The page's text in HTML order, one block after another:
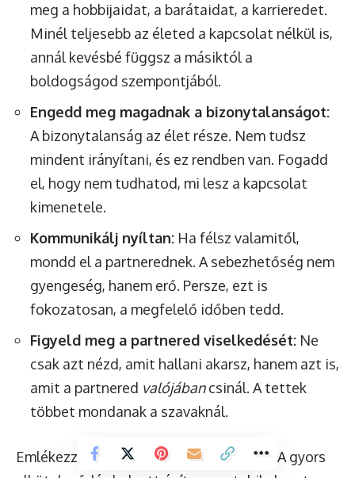
meg a hobbijaidat, a barátaidat, a karrieredet.
Minél teljesebb az életed a kapcsolat nélkül is,
annál kevésbé függsz a másiktól a
boldogságod szempontjából.
Engedd meg magadnak a bizonytalanságot:
A bizonytalanság az élet része. Nem tudsz
mindent irányítani, és ez rendben van. Fogadd
el, hogy nem tudhatod, mi lesz a kapcsolat
kimenetele.
Kommunikálj nyíltan: Ha félsz valamitől,
mondd el a partnerednek. A sebezhetőség nem
gyengeség, hanem erő. Persze, ezt is
fokozatosan, a megfelelő időben tedd.
Figyeld meg a partnered viselkedését: Ne
csak azt nézd, amit hallani akarsz, hanem azt is,
amit a partnered valójábancsinál. A tettek
többet mondanak a szavaknál.
Emlékezz, a valódi intimitás időbe telik. A gyors